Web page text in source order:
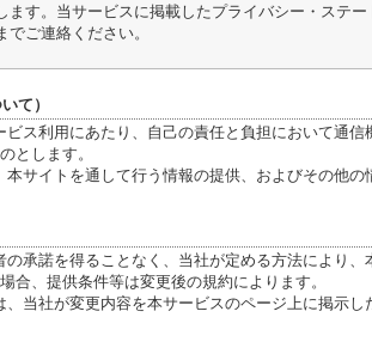
ます。当サービスに掲載したプライバシー・ステ
ご連絡ください。
て）
ビス利用にあたり、自己の責任と負担において通
とします。
本サイトを通して行う情報の提供、およびその他の
の承諾を得ることなく、当社が定める方法により
合、提供条件等は変更後の規約によります。
、当社が変更内容を本サービスのページ上に掲示